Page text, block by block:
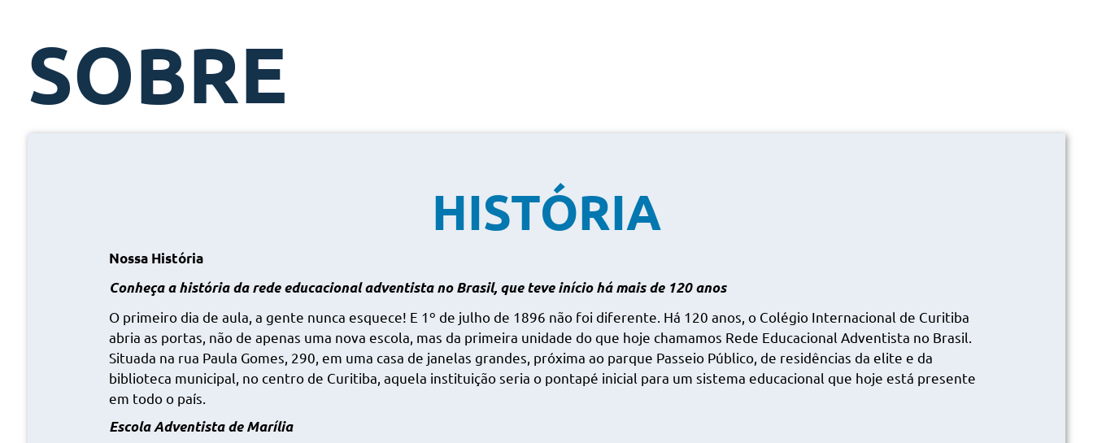
SOBRE
HISTÓRIA
Nossa História
Conheça a história da rede educacional adventista no Brasil, que teve início há mais de 120 anos
O primeiro dia de aula, a gente nunca esquece! E 1º de julho de 1896 não foi diferente. Há 120 anos, o Colégio Internacional de Curitiba
abria as portas, não de apenas uma nova escola, mas da primeira unidade do que hoje chamamos Rede Educacional Adventista no Brasil.
Situada na rua Paula Gomes, 290, em uma casa de janelas grandes, próxima ao parque Passeio Público, de residências da elite e da
biblioteca municipal, no centro de Curitiba, aquela instituição seria o pontapé inicial para um sistema educacional que hoje está presente
em todo o país.
Escola Adventista de Marília